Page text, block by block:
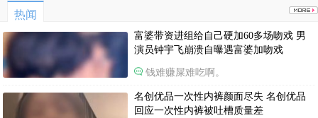
热闻
富婆带资进组给自己硬加60多场吻戏 男
演员钟宇飞崩溃自曝遇富婆加吻戏
钱难赚屎难吃啊。
名创优品一次性内裤颜面尽失 名创优品
回应一次性内裤被吐槽质量差